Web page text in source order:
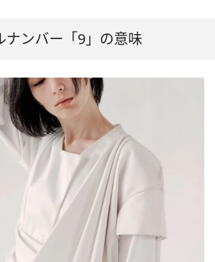
ナンバー「9」の意味